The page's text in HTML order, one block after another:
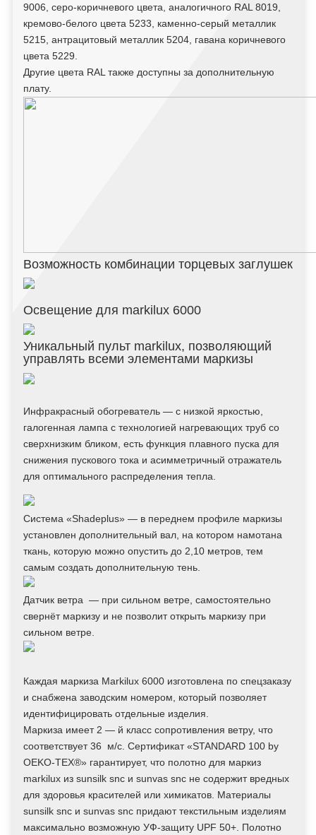
9006, серо-коричневого цвета, аналогичного RAL 8019,
кремово-белого цвета 5233, каменно-серый металлик
5215, антрацитовый металлик 5204, гавана коричневого
цвета 5229.
Другие цвета RAL также доступны за дополнительную
плату.
Возможность комбинации торцевых заглушек
Освещение для markilux 6000
Уникальный пульт markilux, позволяющий
управлять всеми элементами маркизы
Инфракрасный обогреватель — с низкой яркостью,
галогенная лампа с технологией нагревающих труб со
сверхнизким бликом, есть функция плавного пуска для
снижения пускового тока и асимметричный отражатель
для оптимального распределения тепла.
Система «Shadeplus» — в переднем профиле маркизы
установлен дополнительный вал, на котором намотана
ткань, которую можно опустить до 2,10 метров, тем
самым создать дополнительную тень.
Датчик ветра — при сильном ветре, самостоятельно
свернёт маркизу и не позволит открыть маркизу при
сильном ветре.
Каждая маркиза Markilux 6000 изготовлена по спецзаказу
и снабжена заводским номером, который позволяет
идентифицировать отдельные изделия.
Маркиза имеет 2 — й класс сопротивления ветру, что
соответствует 36 м/с. Сертификат «STANDARD 100 by
OEKO-TEX®» гарантирует, что полотно для маркиз
markilux из sunsilk snc и sunvas snc не содержит вредных
для здоровья красителей или химикатов. Материалы
sunsilk snc и sunvas snc придают текстильным изделиям
максимально возможную УФ-защиту UPF 50+. Полотно